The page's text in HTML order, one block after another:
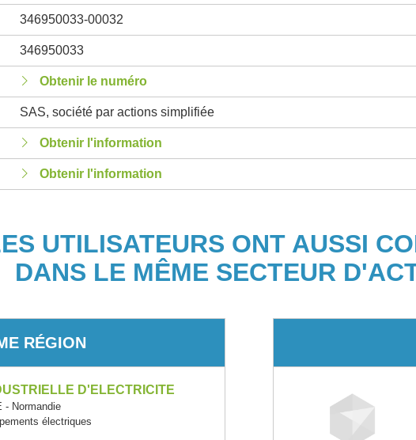
346950033-00032
346950033
Obtenir le numéro
SAS, société par actions simplifiée
Obtenir l'information
Obtenir l'information
UTILISATEURS ONT AUSSI
DANS LE MÊME SECTEUR
RÉGION
D'ELECTRICITE
- Normandie
électriques